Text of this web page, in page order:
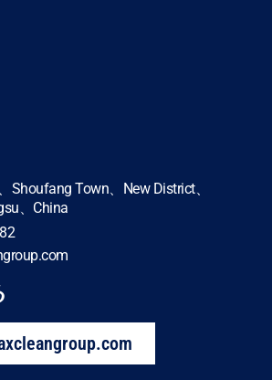
Shoufang Town、New District、
、China